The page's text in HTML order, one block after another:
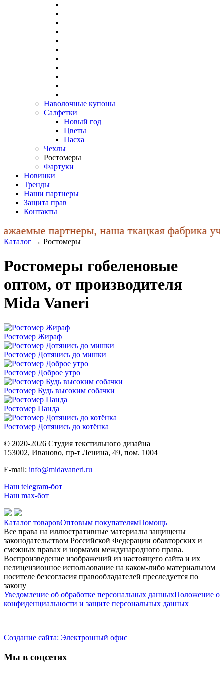
Наволочные купоны
Салфетки
Новый год
Цветы
Пасха
Чехлы
Ростомеры
Фартуки
Новинки
Тренды
Наши партнеры
Защита прав
Контакты
партнеры, наша ткацкая фабрика
Каталог → Ростомеры
Ростомеры гобеленовые
оптом, от производителя
Mida Vaneri
Ростомер Жираф
Ростомер Дотянись до мишки
Ростомер Доброе утро
Ростомер Будь высоким собачки
Ростомер Панда
Ростомер Дотянись до котёнка
© 2020-2026 Студия текстильного дизайна
153002, Иваново, пр-т Ленина, 49, пом. 1004
E-mail: info@midavaneri.ru
Наш telegram-бот
Наш max-бот
Каталог товаровОптовым покупателямПомощь
Все права на иллюстративные материалы защищены
законодательством Российской Федерации обавторских и
смежных правах и нормами международного права.
Воспроизведение изображений из настоящего сайта и их
нелицензионное использование на каком-либо материальном
носителе безсогласия правообладателей преследуется по
закону
Уведомление об обработке персональных данныхПоложение о
конфиденциальности и защите персональных данных
Создание сайта: Электронный офис
Мы в соцсетях